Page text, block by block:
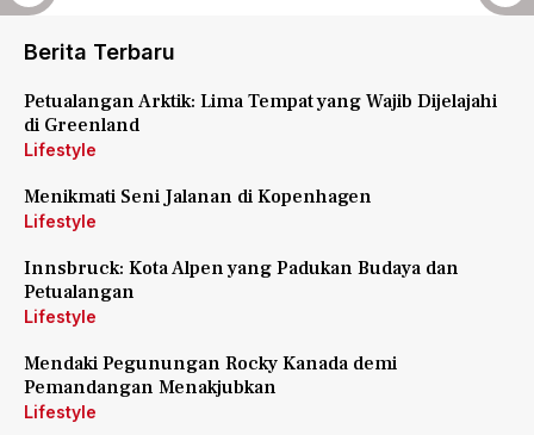
Berita Terbaru
Petualangan Arktik: Lima Tempat yang Wajib Dijelajahi
di Greenland
Lifestyle
Menikmati Seni Jalanan di Kopenhagen
Lifestyle
Innsbruck: Kota Alpen yang Padukan Budaya dan
Petualangan
Lifestyle
Mendaki Pegunungan Rocky Kanada demi
Pemandangan Menakjubkan
Lifestyle